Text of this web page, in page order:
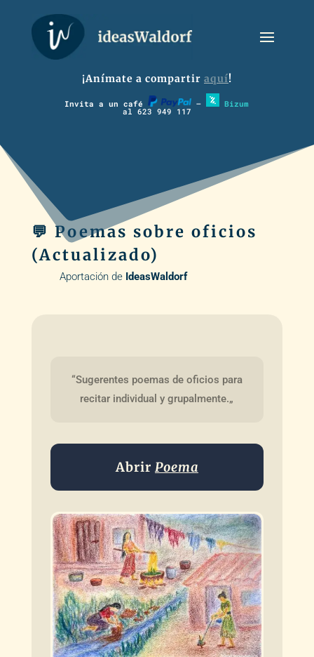
¡Anímate a compartir aquí!
Invita a un café – Bizum
al 623 949 117
💬 Poemas sobre oficios
(Actualizado)
Aportación de IdeasWaldorf
“Sugerentes poemas de oficios para
recitar individual y grupalmente.„
Abrir Poema